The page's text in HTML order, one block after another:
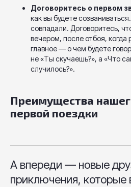
Договоритесь о первом
как вы будете
совпадали. Договоритесь,
вечером, после отбоя, когда
главное — о чем будете
не «Ты скучаешь?», а «Что
случилось?».
Преимущества
первой поездки
А впереди — новые
приключения, которые